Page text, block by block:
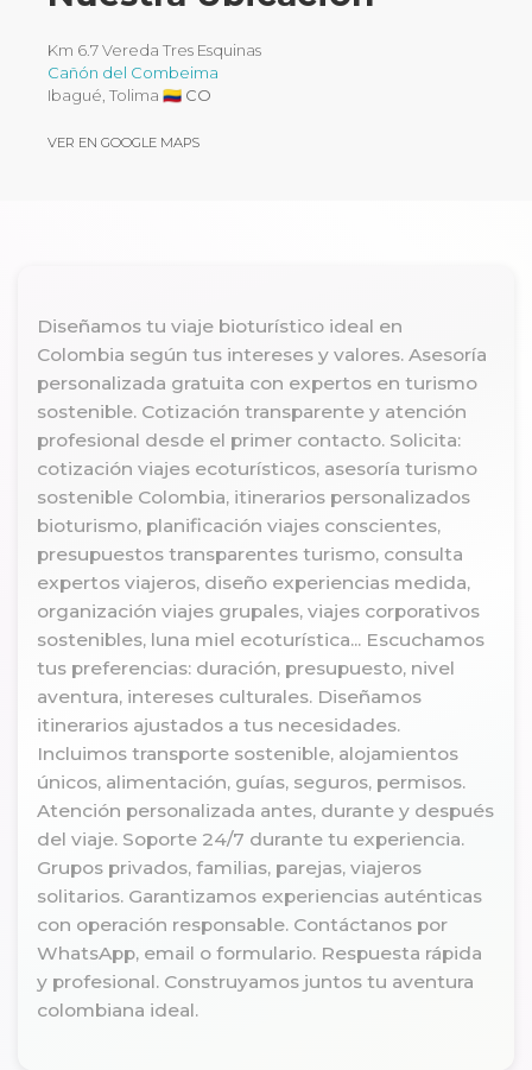
Km 6.7 Vereda Tres Esquinas
Cañón del Combeima
Ibagué, Tolima 🇨🇴 CO
VER EN GOOGLE MAPS
Diseñamos tu viaje bioturístico ideal en
Colombia según tus intereses y valores. Asesoría
personalizada gratuita con expertos en turismo
sostenible. Cotización transparente y atención
profesional desde el primer contacto. Solicita:
cotización viajes ecoturísticos, asesoría turismo
sostenible Colombia, itinerarios personalizados
bioturismo, planificación viajes conscientes,
presupuestos transparentes turismo, consulta
expertos viajeros, diseño experiencias medida,
organización viajes grupales, viajes corporativos
sostenibles, luna miel ecoturística... Escuchamos
tus preferencias: duración, presupuesto, nivel
aventura, intereses culturales. Diseñamos
itinerarios ajustados a tus necesidades.
Incluimos transporte sostenible, alojamientos
únicos, alimentación, guías, seguros, permisos.
Atención personalizada antes, durante y después
del viaje. Soporte 24/7 durante tu experiencia.
Grupos privados, familias, parejas, viajeros
solitarios. Garantizamos experiencias auténticas
con operación responsable. Contáctanos por
WhatsApp, email o formulario. Respuesta rápida
y profesional. Construyamos juntos tu aventura
colombiana ideal.